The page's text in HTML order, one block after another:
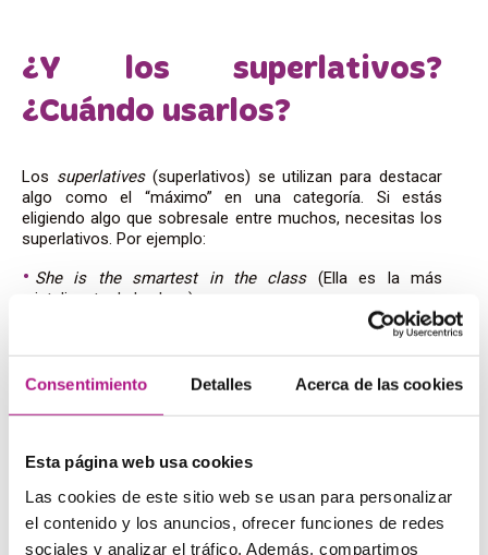
Consentimiento Detalles Acerca de las cookies
Esta página web usa cookies
Las cookies de este sitio web se usan para personalizar
el contenido y los anuncios, ofrecer funciones de redes
sociales y analizar el tráfico. Además, compartimos
¿Y los superlativos?
¿Cuándo usarlos?
Los superlatives(superlativos) se utilizan para destacar
algo como el “máximo” en una categoría. Si estás
eligiendo algo que sobresale entre muchos, necesitas los
superlativos. Por ejemplo:
She is the smartest in the class(Ella es la más
inteligente de la clase).
This is the most beautiful painting I’ve ever seen(Esta
Cómo formar superlativos
→the tallest(alto → el más alto).
adjetivo:beautiful→the most beautiful(hermoso → el
más hermoso).
Igual que en los comparativos, haysuperlativos